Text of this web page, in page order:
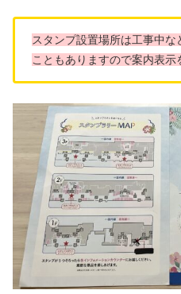
スタンプ設置場所は工事中
こともありますので案内表示